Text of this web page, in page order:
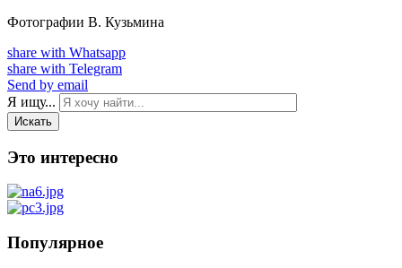
Фотографии В. Кузьмина
share with Whatsapp
share with Telegram
Send by email
Я ищу...
Искать
Это интересно
Популярное